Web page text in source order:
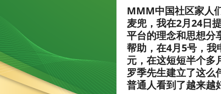
MMM中国社区家人
麦兜，我在2月24日
平台的理念和思想分
帮助，在4月5号，我
元，在这短短半个多
罗季先生建立了这么
普通人看到了越来越